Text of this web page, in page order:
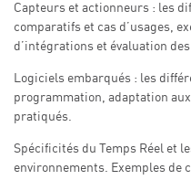
Capteurs et actionneurs : les
comparatifs et cas d’usages,
d’intégrations et évaluation
Logiciels embarqués : les
programmation, adaptation
pratiqués.
Spécificités du Temps Réel et
environnements. Exemples de